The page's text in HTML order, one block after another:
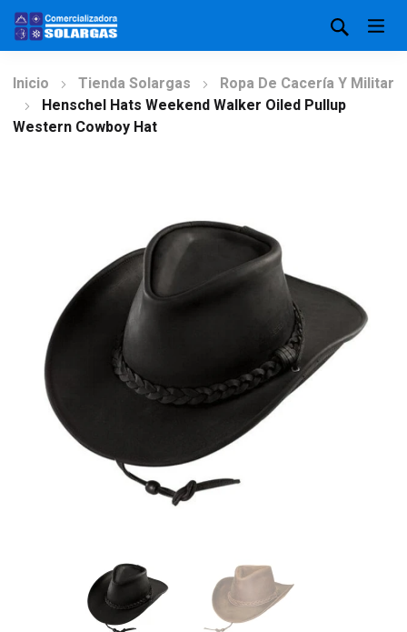
Inicio Tienda Solargas
Ropa De Cacería Y Militar
Henschel Hats Weekend Walker Oiled Pullup
Western Cowboy Hat